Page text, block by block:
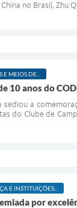
no Brasil, Zhu
MEIOS DE...
10 anos do
sediou a
do Clube de
E INSTITUIÇÕES...
por